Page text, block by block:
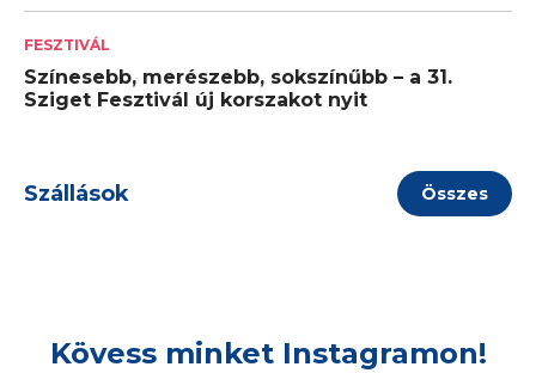
FESZTIVÁL
Színesebb, merészebb, sokszínűbb – a 31.
Sziget Fesztivál új korszakot nyit
Szállások Összes
Kövess minket Instagramon!